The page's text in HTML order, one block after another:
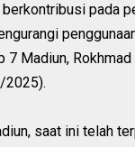
pada
7 Madiun,
2025).
saat ini telah